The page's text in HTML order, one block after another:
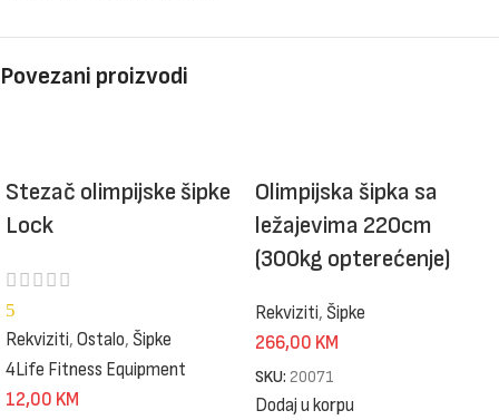
Povezani proizvodi
Stezač olimpijske šipke
Lock
5
Rekviziti, Ostalo, Šipke
4Life Fitness Equipment
12,00 KM
Olimpijska šipka sa
ležajevima 220cm
(300kg opterećenje)
Rekviziti, Šipke
266,00 KM
SKU: 20071
Dodaj u korpu